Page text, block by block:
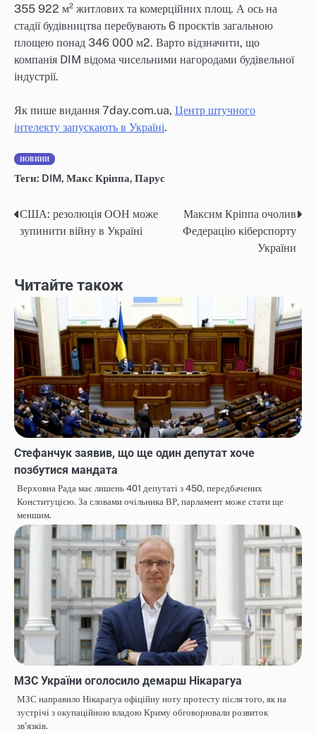
355 922 м² житлових та комерційних площ. А ось на
стадії будівництва перебувають 6 проєктів загальною
площею понад 346 000 м2. Варто відзначити, що
компанія DIM відома чисельними нагородами будівельної
індустрії.
Як пише видання 7day.com.ua, Центр штучного
інтелекту запускають в Україні.
НОВИНИ
Теги: DIM, Макс Кріппа, Парус
Навігація
записів
США: резолюція ООН може
зупинити війну в Україні
Максим Кріппа очолив
Федерацію кіберспорту
України
Читайте також
Стефанчук заявив, що ще один депутат хоче
позбутися мандата
Верховна Рада має лишень 401 депутаті з 450, передбачених
Конституцією. За словами очільника ВР, парламент може стати ще
меншим.
МЗС України оголосило демарш Нікарагуа
МЗС направило Нікарагуа офіційну ноту протесту після того, як на
зустрічі з окупаційною владою Криму обговорювали розвиток
зв'язків.